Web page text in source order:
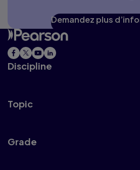
Demandez plus
Discipline
Topic
Grade